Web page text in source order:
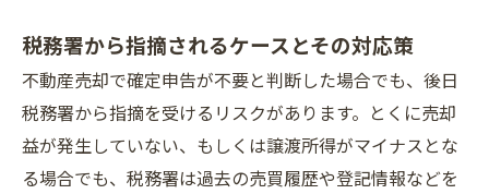
税務署から指摘されるケースとその対応策
不動産売却で確定申告が不要と判断した場合でも、後日
税務署から指摘を受けるリスクがあります。とくに売却
益が発生していない、もしくは譲渡所得がマイナスとな
る場合でも、税務署は過去の売買履歴や登記情報などを